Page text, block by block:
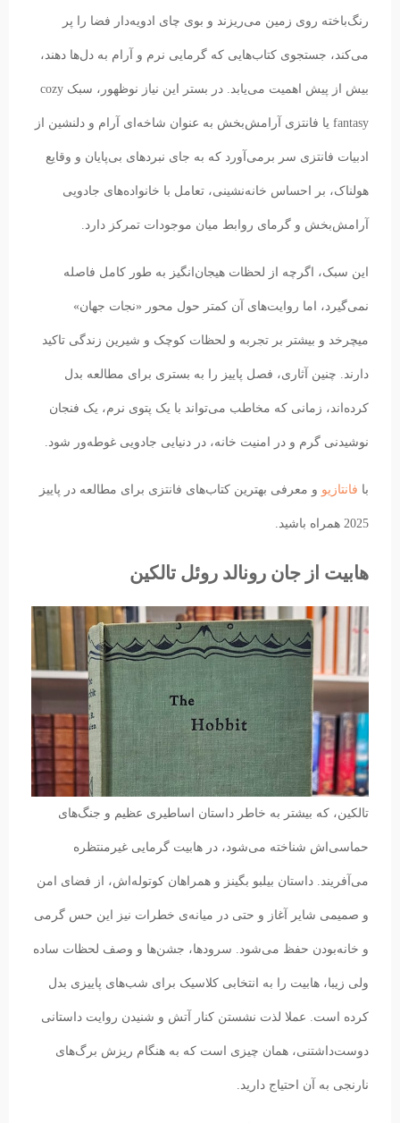
رنگ‌باخته روی زمین می‌ریزند و بوی چای ادویه‌دار فضا را پر
می‌کند، جستجوی کتاب‌هایی که گرمایی نرم و آرام به دل‌ها دهند،
بیش از پیش اهمیت می‌یابد. در بستر این نیاز نوظهور، سبک cozy
fantasy یا فانتزی آرامش‌بخش به عنوان شاخه‌ای آرام و دلنشین از
ادبیات فانتزی سر برمی‌آورد که به جای نبردهای بی‌پایان و وقایع
هولناک، بر احساس خانه‌نشینی، تعامل با خانواده‌های جادویی
آرامش‌بخش و گرمای روابط میان موجودات تمرکز دارد.
این سبک، اگرچه از لحظات هیجان‌انگیز به طور کامل فاصله
نمی‌گیرد، اما روایت‌های آن کمتر حول محور «نجات جهان»
میچرخد و بیشتر بر تجربه و لحظات کوچک و شیرین زندگی تاکید
دارند. چنین آثاری، فصل پاییز را به بستری برای مطالعه بدل
کرده‌اند، زمانی که مخاطب می‌تواند با یک پتوی نرم، یک فنجان
نوشیدنی گرم و در امنیت خانه، در دنیایی جادویی غوطه‌ور شود.
با فانتازیو و معرفی بهترین کتاب‌های فانتزی برای مطالعه در پاییز
2025 همراه باشید.
هابیت از جان رونالد روئل تالکین
تالکین، که بیشتر به خاطر داستان اساطیری عظیم و جنگ‌های
حماسی‌اش شناخته می‌شود، در هابیت گرمایی غیرمنتظره
می‌آفریند. داستان بیلبو بگینز و همراهان کوتوله‌اش، از فضای امن
و صمیمی شایر آغاز و حتی در میانه‌ی خطرات نیز این حس گرمی
و خانه‌بودن حفظ می‌شود. سرودها، جشن‌ها و وصف لحظات ساده
ولی زیبا، هابیت را به انتخابی کلاسیک برای شب‌های پاییزی بدل
کرده است. عملا لذت نشستن کنار آتش و شنیدن روایت داستانی
دوست‌داشتنی، همان چیزی است که به هنگام ریزش برگ‌های
نارنجی به آن احتیاج دارید.